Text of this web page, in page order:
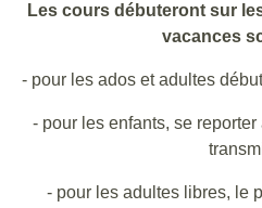
Les cours débuteront sur
vacances
- pour les ados et adultes
- pour les enfants, se
- pour les adultes libres, le